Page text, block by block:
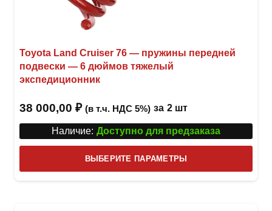
Toyota Land Cruiser 76 — пружины передней
подвески — 6 дюймов тяжелый
экспедиционник
38 000,00 ₽ (в т.ч. НДС 5%) за 2 шт
Наличие: Доступно для предзаказа
ВЫБЕРИТЕ ПАРАМЕТРЫ
товар